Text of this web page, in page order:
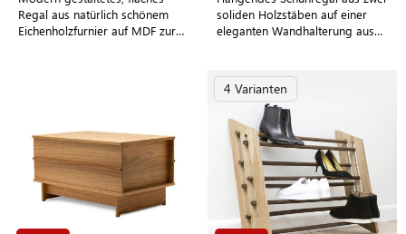
Regal aus natürlich schönem
Eichenholzfurnier auf MDF zur
soliden Holzstäben auf einer
eleganten Wandhalterung aus
4 Varianten